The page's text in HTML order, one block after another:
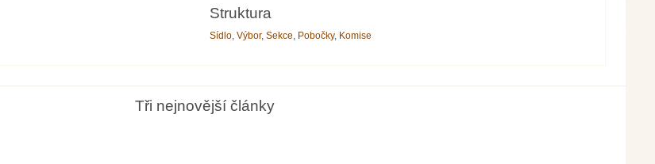
Struktura
Sídlo,Výbor,Sekce, Pobočky, Komise
Tři nejnovější články